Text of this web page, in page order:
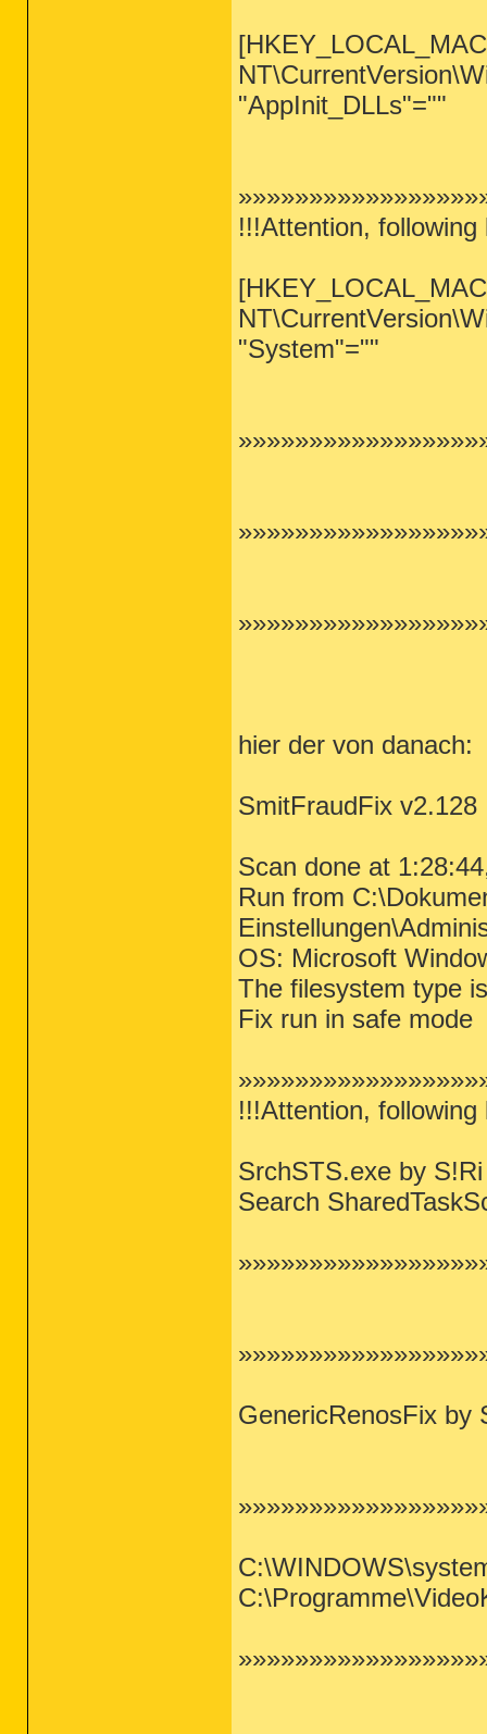
"AppInit_DLLs"=""
!!!Attention,
"System"=""
hier der von danach:
SmitFraudFix v2.128
Scan done at
Run from
OS: Microsoft
The filesystem type
Fix run in safe mode
!!!Attention,
SrchSTS.exe by S!Ri
Search
GenericRenosFix by